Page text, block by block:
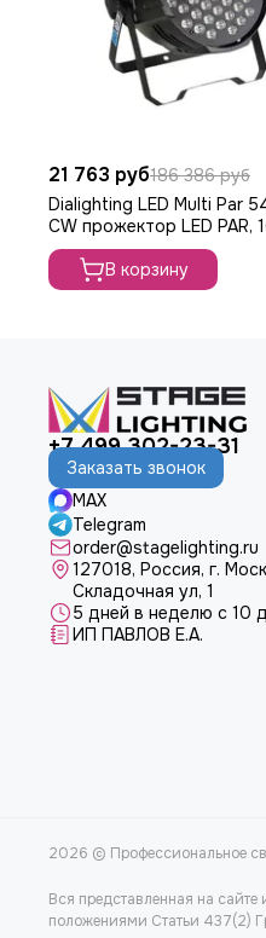
21 763 руб186 386 руб
Dialighting LED Multi Par
CW прожектор LED PAR,
В корзину
+7 499 302-23-31
Заказать звонок
MAX
Telegram
order@stagelighting.ru
127018, Россия, г.
Складочная ул, 1
5 дней в неделю с 10
ИП ПАВЛОВ Е.А.
2026 © Профессиональное
Вся представленная на
положениями Статьи 437(2)